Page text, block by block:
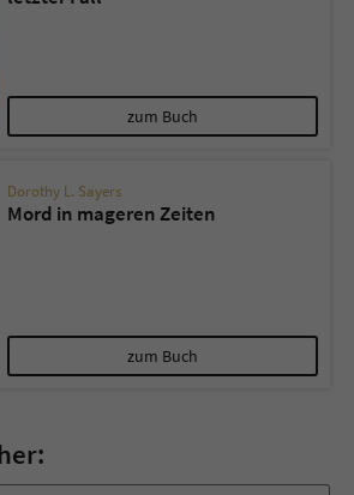
zum Buch
Dorothy L. Sayers
Mord in mageren Zeiten
zum Buch